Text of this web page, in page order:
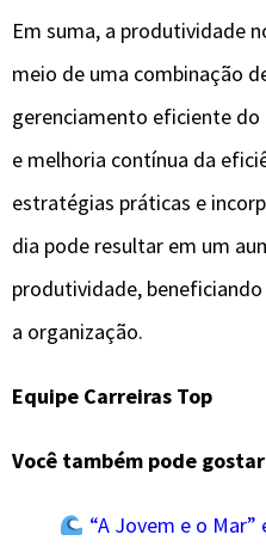
Em suma, a produtividade
meio de uma combinação
gerenciamento eficiente
e melhoria contínua da
estratégias práticas e
dia pode resultar em um
produtividade,
a organização.
Equipe Carreiras Top
Você também pode
“A Jovem e o